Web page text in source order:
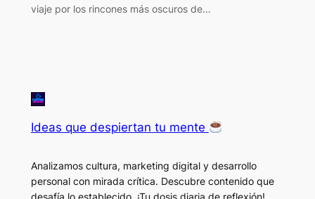
viaje por los rincones más oscuros de…
Ideas que despiertan tu mente
Analizamos cultura, marketing digital y desarrollo
personal con mirada crítica. Descubre contenido que
desafía lo establecido. ¡Tu dosis diaria de reflexión!